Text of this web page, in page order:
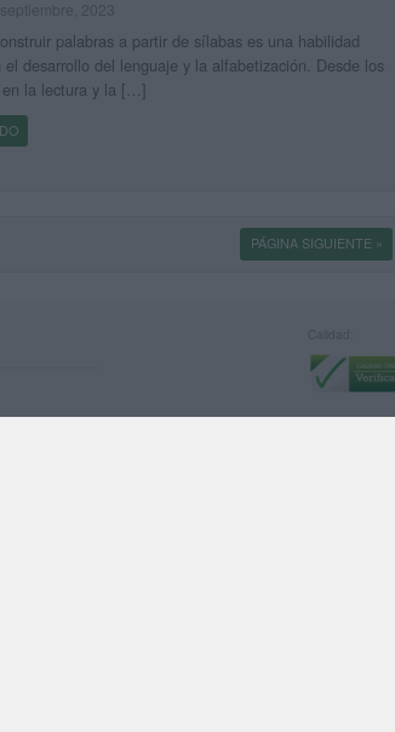
palabras a partir de sílabas es una habilidad
desarrollo del lenguaje y la alfabetización. Desde los
en la lectura y la […]
PÁGINA SIGUIENTE »